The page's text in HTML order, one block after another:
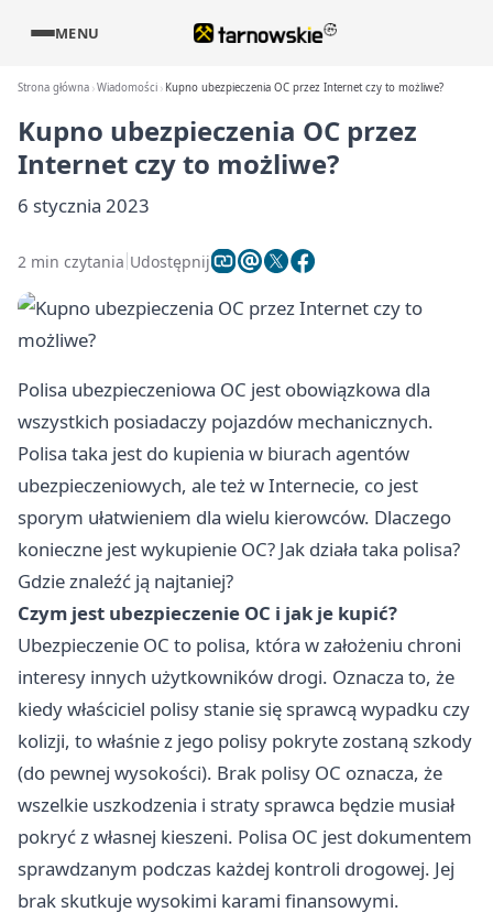
MENU
Strona główna Wiadomości Kupno ubezpieczenia OC przez Internet czy to możliwe?
Kupno ubezpieczenia OC przez
Internet czy to możliwe?
6 stycznia 2023
2 min czytania Udostępnij
Polisa ubezpieczeniowa OC jest obowiązkowa dla
wszystkich posiadaczy pojazdów mechanicznych.
Polisa taka jest do kupienia w biurach agentów
ubezpieczeniowych, ale też w Internecie, co jest
sporym ułatwieniem dla wielu kierowców. Dlaczego
konieczne jest wykupienie OC? Jak działa taka polisa?
Gdzie znaleźć ją najtaniej?
Czym jest ubezpieczenie OC i jak je kupić?
Ubezpieczenie OC to polisa, która w założeniu chroni
interesy innych użytkowników drogi. Oznacza to, że
kiedy właściciel polisy stanie się sprawcą wypadku czy
kolizji, to właśnie z jego polisy pokryte zostaną szkody
(do pewnej wysokości). Brak polisy OC oznacza, że
wszelkie uszkodzenia i straty sprawca będzie musiał
pokryć z własnej kieszeni. Polisa OC jest dokumentem
sprawdzanym podczas każdej kontroli drogowej. Jej
brak skutkuje wysokimi karami finansowymi.